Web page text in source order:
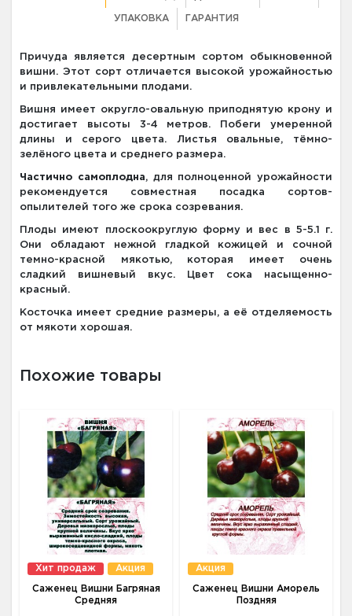
УПАКОВКА ГАРАНТИЯ
Причуда является десертным сортом обыкновенной
вишни. Этот сорт отличается высокой урожайностью
и привлекательными плодами.
Вишня имеет округло-овальную приподнятую крону и
достигает высоты 3-4 метров. Побеги умеренной
длины и серого цвета. Листья овальные, тёмно-
зелёного цвета и среднего размера.
Частично самоплодна, для полноценной урожайности
рекомендуется совместная посадка сортов-
опылителей того же срока созревания.
Плоды имеют плоскоокруглую форму и вес в 5-5.1 г.
Они обладают нежной гладкой кожицей и сочной
темно-красной мякотью, которая имеет очень
сладкий вишневый вкус. Цвет сока насыщенно-
красный.
Косточка имеет средние размеры, а её отделяемость
от мякоти хорошая.
Похожие товары
Хит продаж Акция
Саженец Вишни Багряная
Средняя
Акция
Саженец Вишни Аморель
Поздняя